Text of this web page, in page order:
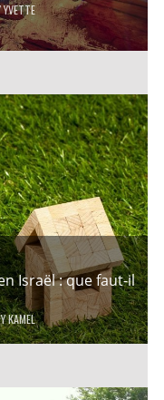
YVETTE
Israël : que faut-il
KAMEL